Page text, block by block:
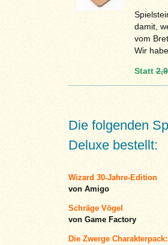
damit,
vom
Wir
Statt
Die folgenden
Deluxe bestellt:
Wizard 30-Jahre-Edition
von Amigo
Schräge Vögel
von Game Factory
Die Zwerge